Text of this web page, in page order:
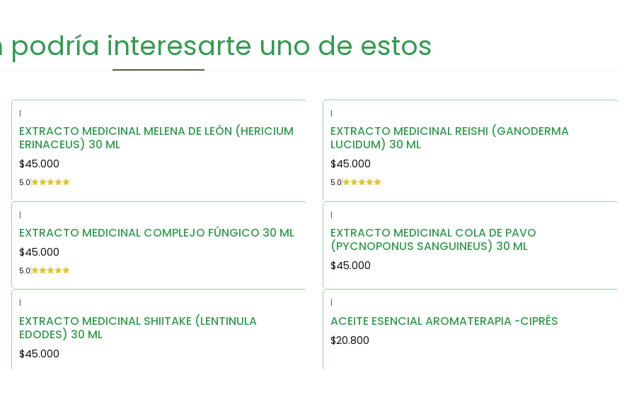
podría interesarte uno de estos
|
EXTRACTO MEDICINAL MELENA DE LEÓN (HERICIUM
ERINACEUS) 30 ML
$45.000
5.0
|
EXTRACTO MEDICINAL REISHI (GANODERMA
LUCIDUM) 30 ML
$45.000
5.0
|
EXTRACTO MEDICINAL COMPLEJO FÚNGICO 30 ML
$45.000
5.0
|
EXTRACTO MEDICINAL COLA DE PAVO
(PYCNOPONUS SANGUINEUS) 30 ML
$45.000
|
EXTRACTO MEDICINAL SHIITAKE (LENTINULA
EDODES) 30 ML
$45.000
|
ACEITE ESENCIAL AROMATERAPIA -CIPRÉS
$20.800